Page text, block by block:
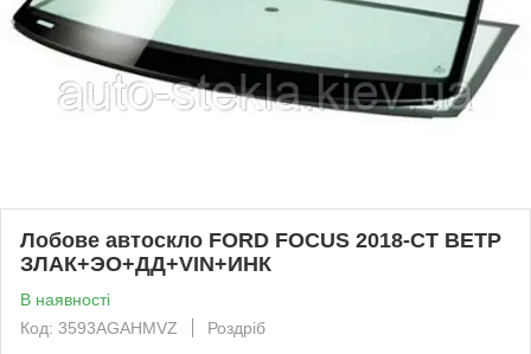
Лобове автоскло FORD FOCUS 2018-СТ ВЕТР
ЗЛАК+ЭО+ДД+VIN+ИНК
В наявності
Код: 3593AGAHMVZ
Роздріб